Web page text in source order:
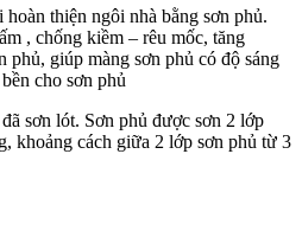
thiện ngôi nhà bằng sơn phủ.
, chống kiềm – rêu mốc, tăng
phủ, giúp màng sơn phủ có độ sáng
cho sơn phủ
sơn lót. Sơn phủ được sơn 2 lớp
khoảng cách giữa 2 lớp sơn phủ từ 3